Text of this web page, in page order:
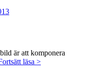
är att komponera
läsa >